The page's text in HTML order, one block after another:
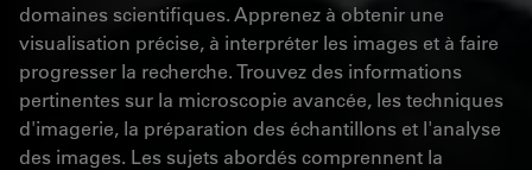
domaines scientifiques. Apprenez à obtenir une
visualisation précise, à interpréter les images et à faire
progresser la recherche. Trouvez des informations
pertinentes sur la microscopie avancée, les techniques
d'imagerie, la préparation des échantillons et l'analyse
des images. Les sujets abordés comprennent la